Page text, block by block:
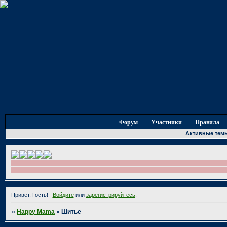
Форум Участники Правила
Активные
Привет, Гость! Войдитеили зарегистрируйтесь.
»Happy Mama »Шитье